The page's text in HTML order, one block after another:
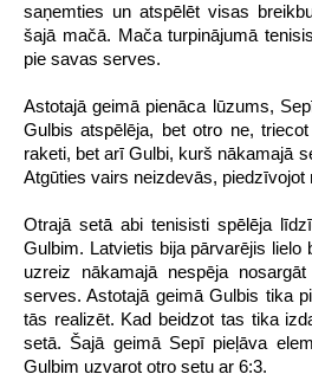
saņemties un atspēlēt visas
šajā mačā. Mača turpinājumā
pie savas serves.
Astotajā geimā pienāca lūzums,
Gulbis atspēlēja, bet otro ne,
raketi, bet arī Gulbi, kurš nākamajā
Atgūties vairs neizdevās, piedzīvojot
Otrajā setā abi tenisisti spēlēja
Gulbim. Latvietis bija pārvarējis
uzreiz nākamajā nespēja
serves. Astotajā geimā Gulbis tika
tās realizēt. Kad beidzot tas tika
setā. Šajā geimā Sepī pieļāva
Gulbim uzvarot otro setu ar 6:3.